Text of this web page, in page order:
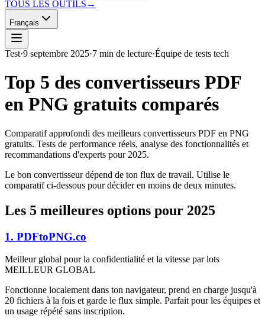
TOUS LES OUTILS →
Français
Test·9 septembre 2025·7 min de lecture·Équipe de tests tech
Top 5 des convertisseurs PDF
en PNG gratuits comparés
Comparatif approfondi des meilleurs convertisseurs PDF en PNG
gratuits. Tests de performance réels, analyse des fonctionnalités et
recommandations d'experts pour 2025.
Le bon convertisseur dépend de ton flux de travail. Utilise le
comparatif ci-dessous pour décider en moins de deux minutes.
Les 5 meilleures options pour 2025
1. PDFtoPNG.co
Meilleur global pour la confidentialité et la vitesse par lots
MEILLEUR GLOBAL
Fonctionne localement dans ton navigateur, prend en charge jusqu'à
20 fichiers à la fois et garde le flux simple. Parfait pour les équipes et
un usage répété sans inscription.